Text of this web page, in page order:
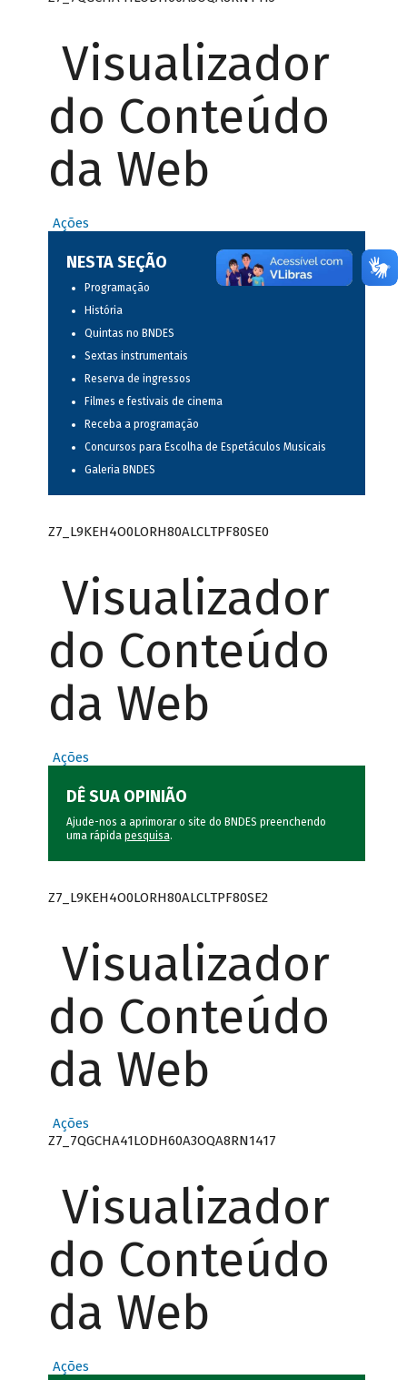
Visualizador
do Conteúdo
da Web
Ações
NESTA SEÇÃO
Programação
História
Quintas no BNDES
Sextas instrumentais
Reserva de ingressos
Filmes e festivais de cinema
Receba a programação
Concursos para Escolha de Espetáculos Musicais
Galeria BNDES
Z7_L9KEH4O0LORH80ALCLTPF80SE0
Visualizador
do Conteúdo
da Web
Ações
DÊ SUA OPINIÃO
Ajude-nos a aprimorar o site do BNDES preenchendo
uma rápida pesquisa.
Z7_L9KEH4O0LORH80ALCLTPF80SE2
Visualizador
do Conteúdo
da Web
Ações
Z7_7QGCHA41LODH60A3OQA8RN1417
Visualizador
do Conteúdo
da Web
Ações